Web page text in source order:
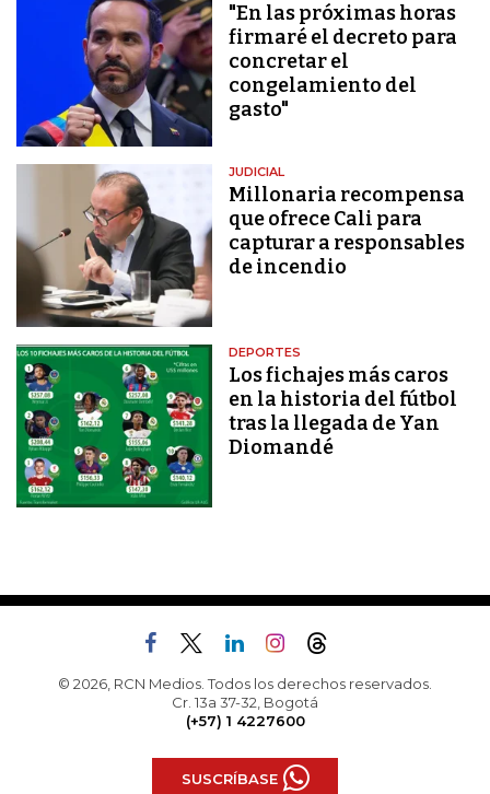
"En las próximas horas
firmaré el decreto para
concretar el
congelamiento del
gasto"
JUDICIAL
Millonaria recompensa
que ofrece Cali para
capturar a responsables
de incendio
DEPORTES
Los fichajes más caros
en la historia del fútbol
tras la llegada de Yan
Diomandé
© 2026, RCN Medios. Todos los derechos reservados.
Cr. 13a 37-32, Bogotá
(+57) 1 4227600
SUSCRÍBASE